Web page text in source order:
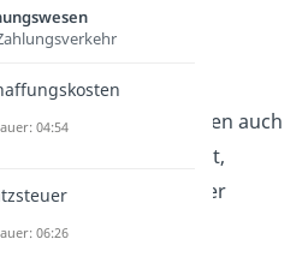
du dein gelerntes Wissen auch
ausprobieren möchtest,
du das mithilfe unserer
04:54
06:26